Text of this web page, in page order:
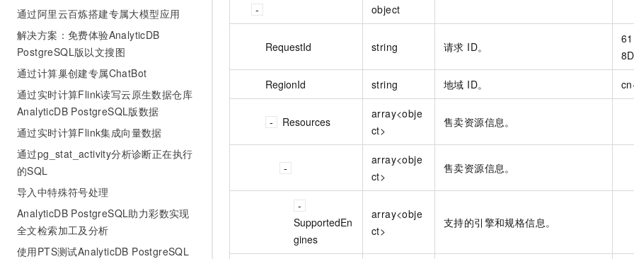
通过阿里云百炼搭建专属大模型应用
解决方案：免费体验AnalyticDB
PostgreSQL版以文搜图
通过计算巢创建专属ChatBot
通过实时计算Flink读写云原生数据仓库
AnalyticDB PostgreSQL版数据
通过实时计算Flink集成向量数据
通过pg_stat_activity分析诊断正在执行
的SQL
导入中特殊符号处理
AnalyticDB PostgreSQL助力彩数实现
全文检索加工及分析
使用PTS测试AnalyticDB PostgreSQL
object
RequestId string 请求 ID。
RegionId string 地域 ID。
Resources
array<obje
ct>
售卖资源信息。
array<obje
ct>
售卖资源信息。
SupportedEn
gines
array<obje
ct>
支持的引擎和规格信息。